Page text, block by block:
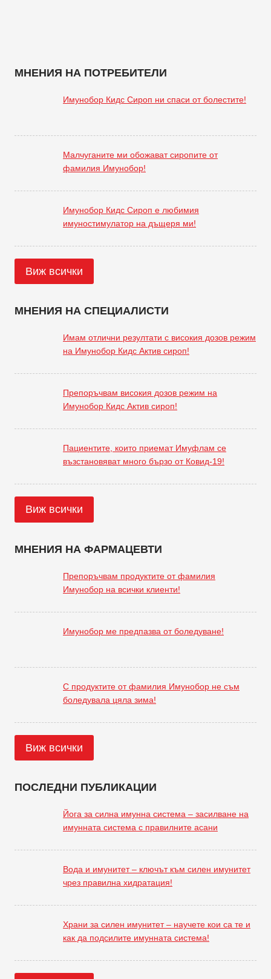
МНЕНИЯ НА ПОТРЕБИТЕЛИ
Имунобор Кидс Сироп ни спаси от болестите!
Малчуганите ми обожават сиропите от
фамилия Имунобор!
Имунобор Кидс Сироп е любимия
имуностимулатор на дъщеря ми!
Виж всички
МНЕНИЯ НА СПЕЦИАЛИСТИ
Имам отлични резултати с високия дозов режим
на Имунобор Кидс Актив сироп!
Препоръчвам високия дозов режим на
Имунобор Кидс Актив сироп!
Пациентите, които приемат Имуфлам се
възстановяват много бързо от Ковид-19!
Виж всички
МНЕНИЯ НА ФАРМАЦЕВТИ
Препоръчвам продуктите от фамилия
Имунобор на всички клиенти!
Имунобор ме предпазва от боледуване!
С продуктите от фамилия Имунобор не съм
боледувала цяла зима!
Виж всички
ПОСЛЕДНИ ПУБЛИКАЦИИ
Йога за силна имунна система – засилване на
имунната система с правилните асани
Вода и имунитет – ключът към силен имунитет
чрез правилна хидратация!
Храни за силен имунитет – научете кои са те и
как да подсилите имунната система!